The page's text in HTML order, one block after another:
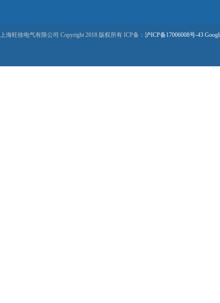
上海旺徐电气有限公司 Copyright 2018 版权所有 ICP备： 沪ICP备17006008号-43